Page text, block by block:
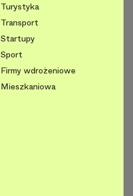
Turystyka
Transport
Startupy
Sport
Firmy wdrożeniowe
Mieszkaniowa